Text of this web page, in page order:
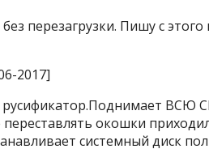
перезагрузки. Пишу с этого
2017]
русификатор.Поднимает ВСЮ
окошки
системный диск